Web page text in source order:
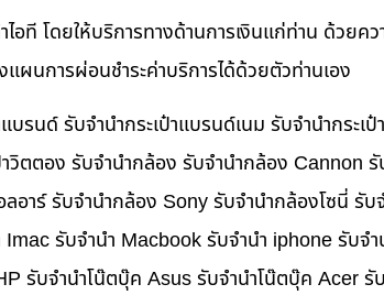
โดยให้บริการทางด้านการเงินแก่ท่าน ด้วยคว
ผนการผ่อนชำระค่าบริการได้ด้วยตัวท่านเอง
บรนด์ รับจำนำกระเป๋าแบรนด์เนม รับจำนำกระเ
วิตตอง รับจำนำกล้อง รับจำนำกล้อง
าร์ รับจำนำกล้อง Sony รับจำนำกล้องโซนี่ รั
รับจำนำ Macbook รับจำนำ iphone รับจ
รับจำนำโน๊ตบุ๊ค Asus รับจำนำโน๊ตบุ๊ค Acer